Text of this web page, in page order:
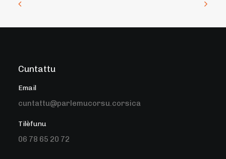
Cuntattu
Email
cuntattu@parlemucorsu.corsica
Tilèfunu
06 78 65 20 72